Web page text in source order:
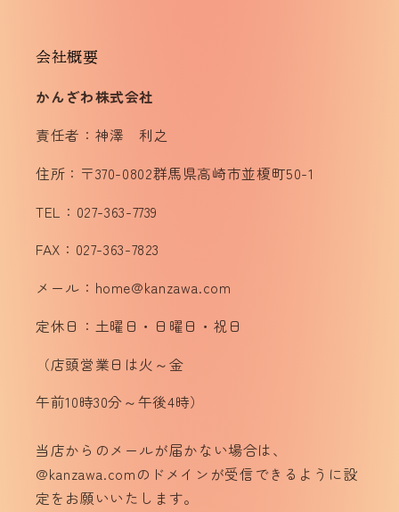
会社概要
かんざわ株式会社
責任者：神澤 利之
住所：〒370-0802群馬県高崎市並榎町50-1
TEL：027-363-7739
FAX：027-363-7823
メール：home@kanzawa.com
定休日：土曜日・日曜日・祝日
（店頭営業日は火～金
午前10時30分～午後4時）
当店からのメールが届かない場合は、
@kanzawa.comのドメインが受信できるように設
定をお願いいたします。